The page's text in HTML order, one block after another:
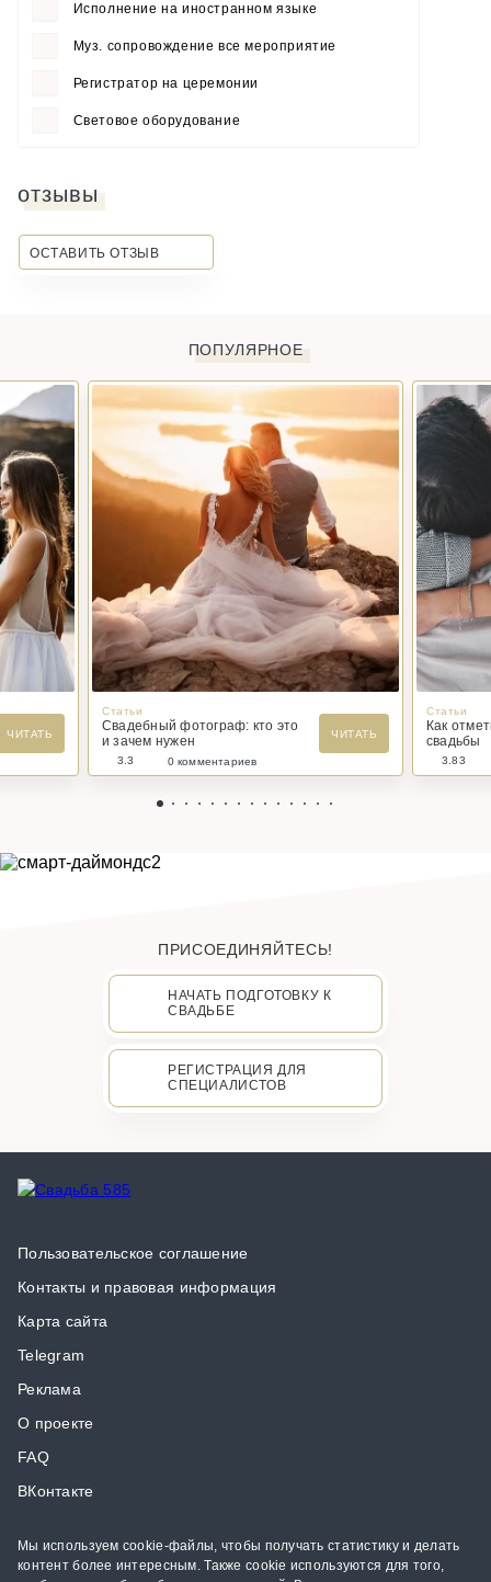
Исполнение на иностранном языке
Муз. сопровождение все мероприятие
Регистратор на церемонии
Световое оборудование
отзывы
ОСТАВИТЬ ОТЗЫВ
ПОПУЛЯРНОЕ
ЧИТАТЬ
Статьи
Свадебный фотограф: кто это
и зачем нужен
ЧИТАТЬ
3.3 0 комментариев
Статьи
Как
свадьбы
3.83
ПРИСОЕДИНЯЙТЕСЬ!
НАЧАТЬ ПОДГОТОВКУ К
СВАДЬБЕ
РЕГИСТРАЦИЯ ДЛЯ
СПЕЦИАЛИСТОВ
Пользовательское соглашение
Контакты и правовая информация
Карта сайта
Telegram
Реклама
О проекте
FAQ
ВКонтакте
Мы используем cookie-файлы, чтобы получать статистику и делать
контент более интересным. Также cookie используются для того,